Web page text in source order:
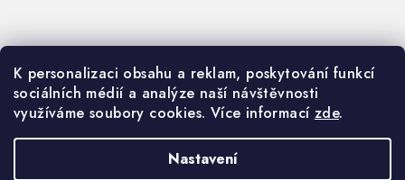
K personalizaci obsahu a reklam, poskytování funkcí
sociálních médií a analýze naší návštěvnosti
využíváme soubory cookies. Více informací zde.
Nastavení
VOP
GDPR